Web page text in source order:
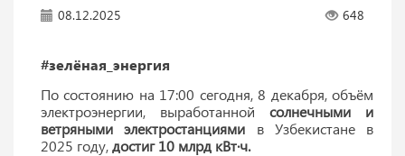
08.12.2025 648
#зелёная_энергия
По состоянию на 17:00 сегодня, 8 декабря, объём
электроэнергии, выработанной солнечными и
ветряными электростанциями в Узбекистане в
2025 году,достиг 10 млрд кВт·ч.